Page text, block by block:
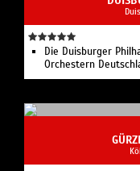
Die Duisburger
Orchestern